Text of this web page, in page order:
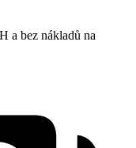
a bez nákladů na